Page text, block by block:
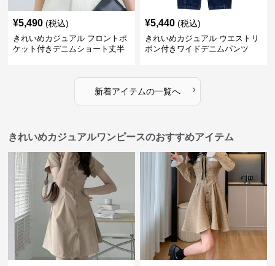
¥5,490 (税込)
きれいめカジュアル フロントポ
ケット付きデニムショート丈半
¥5,440 (税込)
きれいめカジュアル ウエストリ
ボン付きワイドデニムパンツ
新着アイテムの一覧へ ›
きれいめカジュアルワンピースのおすすめアイテム